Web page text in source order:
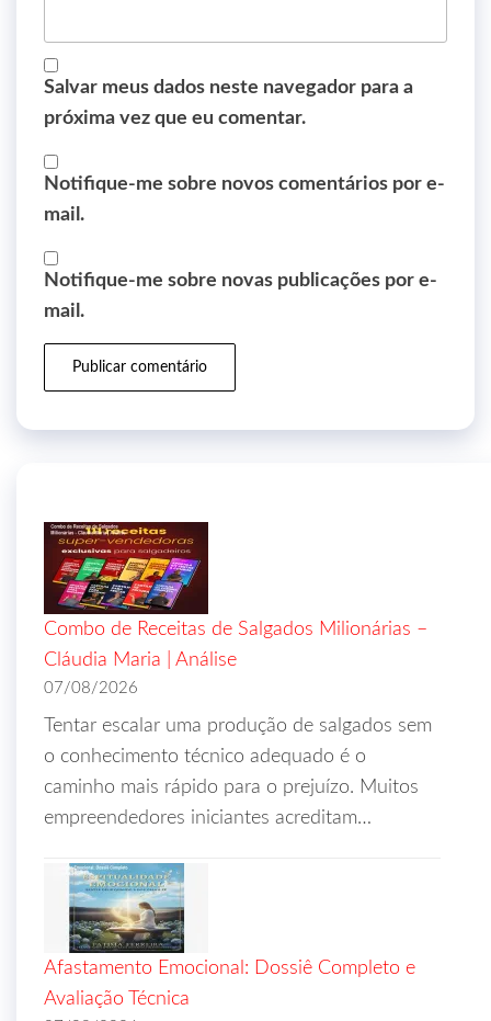
Salvar meus dados neste navegador para a
próxima vez que eu comentar.
Notifique-me sobre novos comentários por e-
mail.
Notifique-me sobre novas publicações por e-
mail.
Combo de Receitas de Salgados Milionárias –
Cláudia Maria | Análise
07/08/2026
Tentar escalar uma produção de salgados sem
o conhecimento técnico adequado é o
caminho mais rápido para o prejuízo. Muitos
empreendedores iniciantes acreditam…
Afastamento Emocional: Dossiê Completo e
Avaliação Técnica